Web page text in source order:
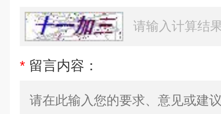
* 留言内容：